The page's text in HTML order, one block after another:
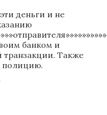
деньги и не
банком и
транзакции. Также
полицию.